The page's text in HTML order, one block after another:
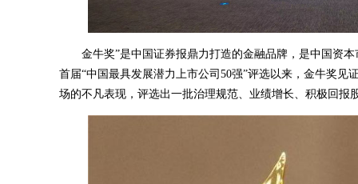
金牛奖”是中国证券报鼎力打造的金融品牌，是中国资本
首届“中国最具发展潜力上市公司50强”评选以来，金牛奖
场的不凡表现，评选出一批治理规范、业绩增长、积极回报